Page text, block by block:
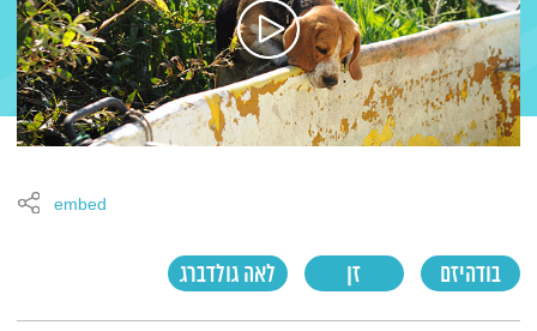
בודהיזם זן לאה גולדברג
embed